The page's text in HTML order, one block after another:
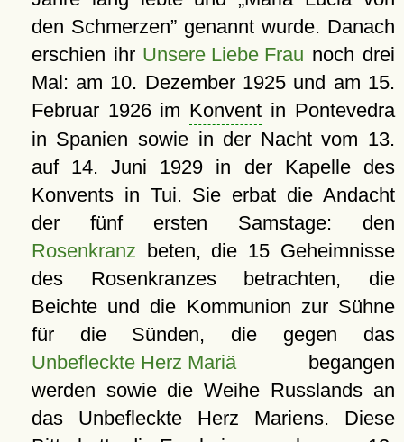
den Schmerzen genannt wurde. Danach
erschien ihr Unsere Liebe Frau noch drei
Mal: am 10. Dezember 1925 und am 15.
Februar 1926 im Konvent in Pontevedra
in Spanien sowie in der Nacht vom 13.
auf 14. Juni 1929 in der Kapelle des
Konvents in Tui. Sie erbat die Andacht
der fünf ersten Samstage: den
Rosenkranz beten, die 15 Geheimnisse
des Rosenkranzes betrachten, die
Beichte und die Kommunion zur Sühne
für die Sünden, die gegen das
Unbefleckte Herz Mariäbegangen
werden sowie die Weihe Russlands an
das Unbefleckte Herz Mariens. Diese